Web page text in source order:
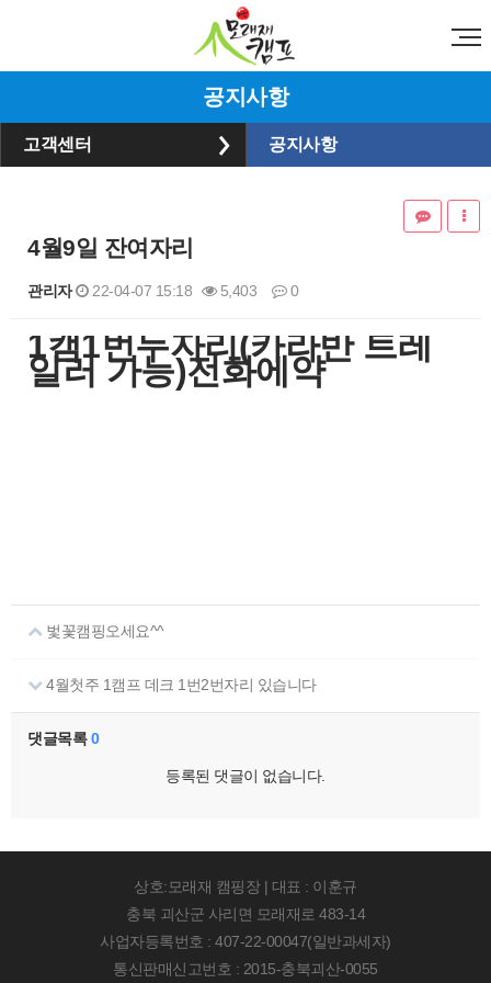
공지사항
고객센터 공지사항
4월9일 잔여자리
관리자 22-04-07 15:18 5,403 0
본문
​1캠1번두자리(카라반 트레
일러 가능)전화에약
벛꽃캠핑오세요^^
4월첫주 1캠프 데크 1번2번자리 있습니다
댓글목록0
등록된 댓글이 없습니다.
상호:모래재 캠핑장 | 대표 : 이훈규
충북 괴산군 사리면 모래재로 483-14
사업자등록번호 : 407-22-00047(일반과세자)
통신판매신고번호 : 2015-충북괴산-0055